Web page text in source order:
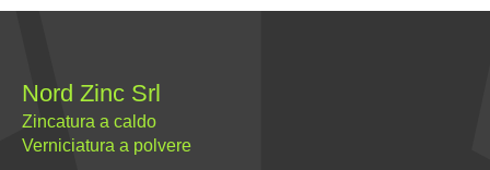
Nord Zinc Srl
Zincatura a caldo
Verniciatura a polvere